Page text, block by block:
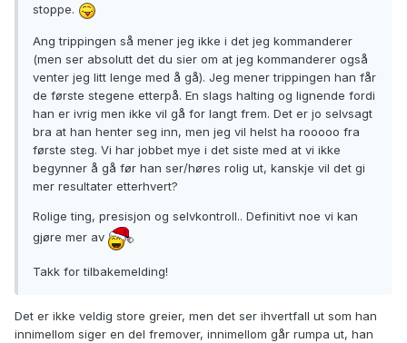
stoppe.
Ang trippingen så mener jeg ikke i det jeg kommanderer
(men ser absolutt det du sier om at jeg kommanderer også
venter jeg litt lenge med å gå). Jeg mener trippingen han får
de første stegene etterpå. En slags halting og lignende fordi
han er ivrig men ikke vil gå for langt frem. Det er jo selvsagt
bra at han henter seg inn, men jeg vil helst ha rooooo fra
første steg. Vi har jobbet mye i det siste med at vi ikke
begynner å gå før han ser/høres rolig ut, kanskje vil det gi
mer resultater etterhvert?
Rolige ting, presisjon og selvkontroll.. Definitivt noe vi kan
gjøre mer av
Takk for tilbakemelding!
Det er ikke veldig store greier, men det ser ihvertfall ut som han
innimellom siger en del fremover, innimellom går rumpa ut, han